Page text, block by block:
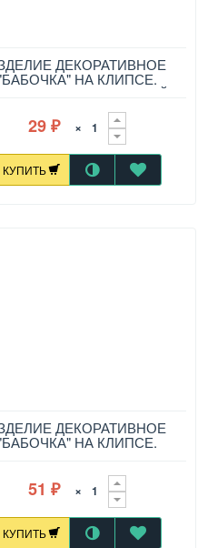
ДЕКОРАТИВНОЕ
НА КЛИПСЕ.
САЛАТОВЫЙ
29 ₽ ×
КУПИТЬ
ДЕКОРАТИВНОЕ
НА КЛИПСЕ.
51 ₽ ×
КУПИТЬ